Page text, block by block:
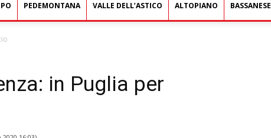
PEDEMONTANA VALLE DELL’ASTICO ALTOPIANO BASSANESE
in Puglia per